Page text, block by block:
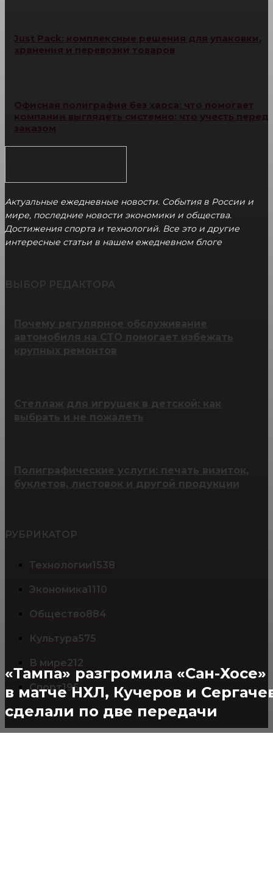
«Тампа» разгромила «Сан-Хосе»
в матче НХЛ, Кучеров и
сделали по две передачи
Just Pack: комплексные решения для упаковки,
хранения и перевозки товаров
Офисная полиграфия без хаоса: что помогает
компании выглядеть системно: что учесть перед
заказом
Актуальные ежедневные новости. События в России и
мире, последние новости экономики и общества.
Достижения спорта и технологий. Все это и другие
интересные статьи в нашем ежедневном блоге
Стеллаж для игрушек в детской: как
выбрать и не пожалеть
Полиграфические услуги: печать визиток,
буклетов, листовок и другой продукции
РУБРИКАТОР
Технологии1538
Экономика1110
Общество884
Культура575
В мире212
Спорт195